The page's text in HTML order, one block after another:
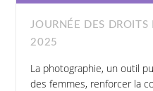
JOURNÉE DES
2025
La photographie, un outil
des femmes, renforcer la